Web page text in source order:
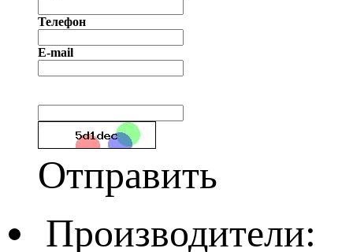
Телефон
E-mail
Отправить
Производители: